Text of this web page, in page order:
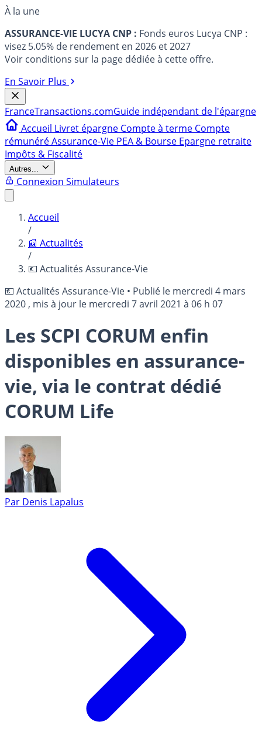
À la une
ASSURANCE-VIE LUCYA CNP : Fonds euros Lucya CNP :
visez 5.05% de rendement en 2026 et 2027
Voir conditions sur la page dédiée à cette offre.
En Savoir Plus
FranceTransactions.comGuide indépendant de l'épargne
Accueil Livret épargne Compte à terme Compte
rémunéréAssurance-Vie PEA & Bourse Epargne retraite
Impôts & Fiscalité
Autres...
Connexion Simulateurs
Accueil
/
📰 Actualités
/
💶 Actualités Assurance-Vie
💶 Actualités Assurance-Vie • Publié le mercredi 4 mars
2020 , mis à jour le mercredi 7 avril 2021 à 06 h 07
Les SCPI CORUM enfin
disponibles en assurance-
vie, via le contrat dédié
CORUM Life
Par Denis Lapalus